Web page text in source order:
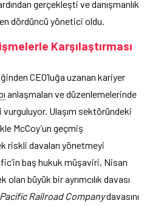
gerçekleşti ve danışmanlık
dördüncü yönetici oldu.
Karşılaştırması
CEO’luğa uzanan kariyer
anlaşmaları ve düzenlemelerinde
Ulaşım sektöründeki
McCoy’un geçmiş
riskli davaları yönetmeyi
baş hukuk müşaviri, Nisan
olan büyük bir ayrımcılık davası
Railroad Companydavasını